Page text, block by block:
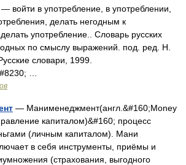
— войти в употребление, в употреблении,
делать негодным к
употребление.. Словарь русских
по смыслу выражений. под. ред. Н.
словари, 1999.
…
— Манименеджмент(англ.&#160;Money
капиталом)&#160; процесс
(личным капиталом). Мани
в себя инструменты, приёмы и
(страхования, выгодного